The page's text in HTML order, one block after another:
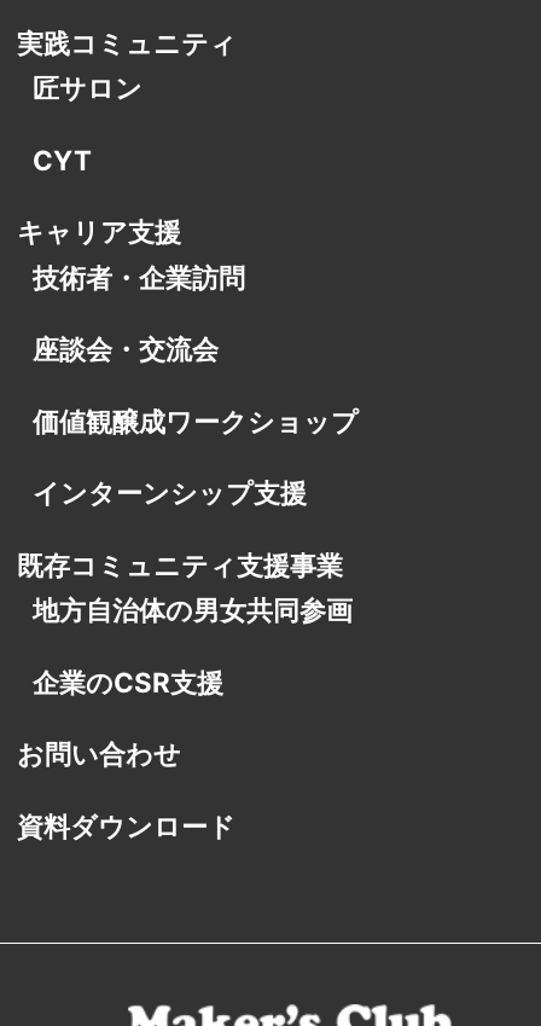
実践コミュニティ
匠サロン
CYT
キャリア支援
技術者・企業訪問
座談会・交流会
価値観醸成ワークショップ
インターンシップ支援
既存コミュニティ支援事業
地方自治体の男女共同参画
企業のCSR支援
お問い合わせ
資料ダウンロード